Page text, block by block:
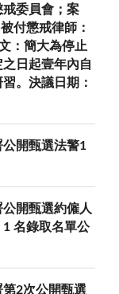
委員會；案
付懲戒律師：
：簡大為停止
日起壹年內自
。決議日期：
開甄選法警1
開甄選約僱⼈
名錄取名單公
2次公開甄選